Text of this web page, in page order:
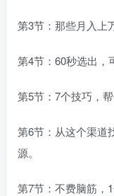
第3节：那些月入上
第4节：60秒选出，
第5节：7个技巧，
第6节：从这个渠道
源。
第7节：不费脑筋，